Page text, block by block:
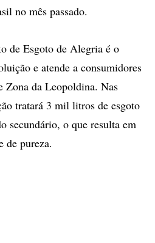
no mês passado.
de Esgoto de Alegria é o
e atende a consumidores
Zona da Leopoldina. Nas
tratará 3 mil litros de esgoto
secundário, o que resulta em
de pureza.